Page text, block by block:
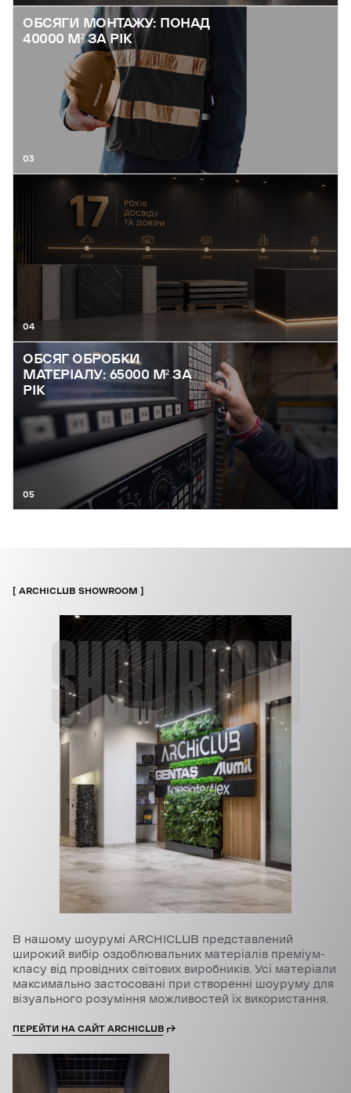
ОБСЯГИ МОНТАЖУ: ПОНАД
40000 М² ЗА РІК
03
04
ОБСЯГ ОБРОБКИ
МАТЕРІАЛУ: 65000 М² ЗА
РІК
05
SHOWROOM
ARCHICLUB SHOWROOM
В нашому шоурумі ARCHICLUB представлений
широкий вибір оздоблювальних матеріалів преміум-
класу від провідних світових виробників. Усі матеріали
максимально застосовані при створенні шоуруму для
візуального розуміння можливостей їх використання.
ПЕРЕЙТИ НА САЙТ ARCHICLUB